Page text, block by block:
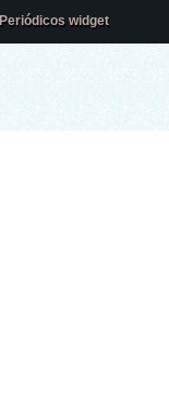
Periódicos widget